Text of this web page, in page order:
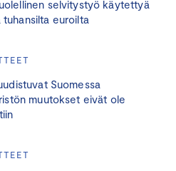
selvitystyö käytettyä
euroilta
Suomessa
muutokset eivät ole